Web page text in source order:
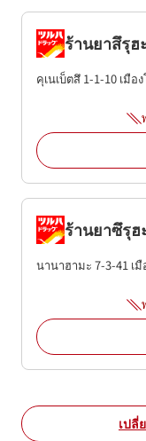
ร้านยาสึรุฮ
คุเนเบ็ตสึ 1-1-10 เมือ
ร้านยาซึรุฮ
นานาฮามะ 7-3-41 เ
เปลี่